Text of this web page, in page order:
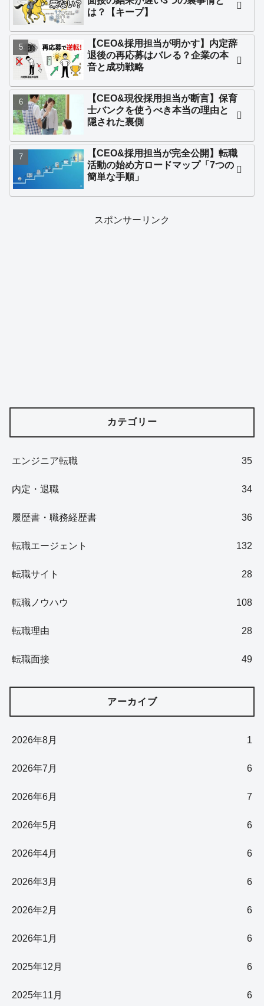
は？【キープ】
【CEO&採用担当が明かす】内定辞
退後の再応募はバレる？企業の本
音と成功戦略
【CEO&現役採用担当が断言】保育
士バンクを使うべき本当の理由と
隠された裏側
【CEO&採用担当が完全公開】転職
活動の始め方ロードマップ「7つの
簡単な手順」
スポンサーリンク
カテゴリー
エンジニア転職 35
内定・退職 34
履歴書・職務経歴書 36
転職エージェント 132
転職サイト 28
転職ノウハウ 108
転職理由 28
転職面接 49
アーカイブ
2026年8月 1
2026年7月 6
2026年6月 7
2026年5月 6
2026年4月 6
2026年3月 6
2026年2月 6
2026年1月 6
2025年12月 6
2025年11月 6